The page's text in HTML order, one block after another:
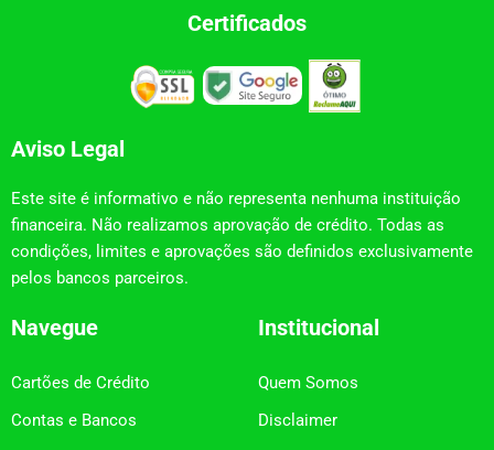
Certificados
Aviso Legal
Este site é informativo e não representa nenhuma instituição
financeira. Não realizamos aprovação de crédito. Todas as
condições, limites e aprovações são definidos exclusivamente
pelos bancos parceiros.
Navegue
Cartões de Crédito
Contas e Bancos
Institucional
Quem Somos
Disclaimer